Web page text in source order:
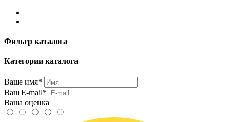
Фильтр каталога
Категории каталога
Ваше имя*
Ваш E-mail*
Ваша оценка